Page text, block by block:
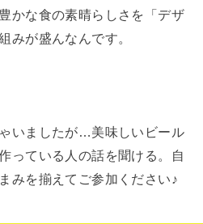
かな食の素晴らしさを「デザ
みが盛んなんです。
いましたが…美味しいビール
っている人の話を聞ける。自
みを揃えてご参加ください♪